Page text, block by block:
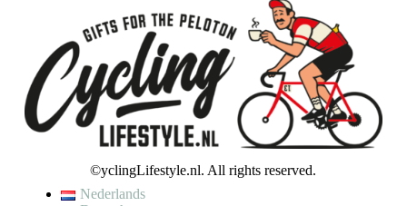
©yclingLifestyle.nl. All rights reserved.
Nederlands